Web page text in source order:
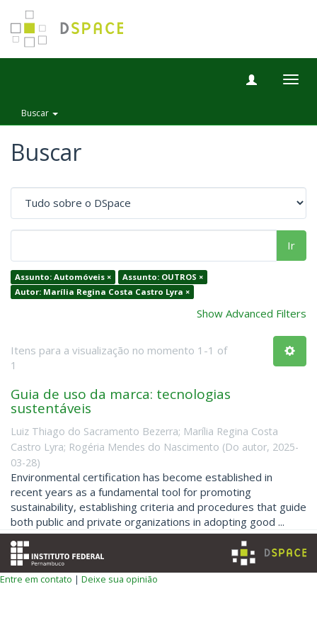
Buscar
Buscar
Ir
Assunto: Automóveis ×
Assunto: OUTROS ×
Autor: Marília Regina Costa Castro Lyra ×
Show Advanced Filters
Itens para a visualização no momento 1-1 of
1
Guia de uso da marca: tecnologias
sustentáveis
Luiz Thiago do Sacramento Bezerra; Marília Regina Costa
Castro Lyra; Rogéria Mendes do Nascimento (Do autor, 2025-
03-28)
Environmental certification has become established in
recent years as a fundamental tool for promoting
sustainability, establishing criteria and procedures that guide
both public and private organizations in adopting good ...
Entre em contato | Deixe sua opinião